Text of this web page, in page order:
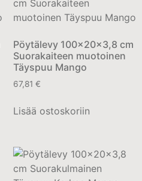
Pöytälevy 100x20x3,8 cm
Suorakaiteen muotoinen
Täyspuu Mango
67,81 €
Lisää ostoskoriin